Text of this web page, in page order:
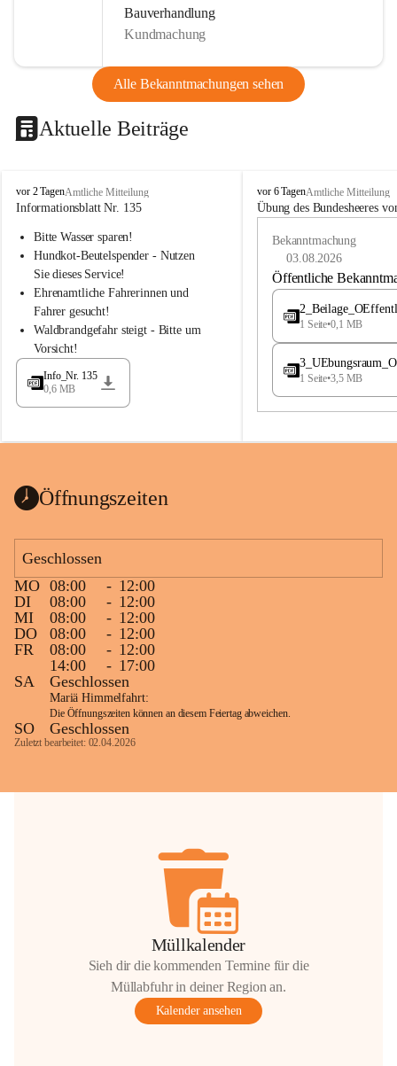
Bauverhandlung
Kundmachung
Alle Bekanntmachungen sehen
Aktuelle Beiträge
B
u
h
a
d
l
a
vor 2 TagenAmtliche Mitteilung
Informationsblatt Nr. 135
Bitte Wasser sparen!
Hundkot-Beutelspender - Nutzen
Sie dieses Service!
Ehrenamtliche Fahrerinnen und
Fahrer gesucht!
Waldbrandgefahr steigt - Bitte um
Vorsicht!
Info_Nr. 135
0,6 MB
B
u
e
a
vor 6 TagenAmtliche Mitteilung
Übung des Bundesheeres
Bekanntmachung
03.08.2026
Öffentliche
1 Seite•0,1 MB
1 Seite•3,5 MB
Öffnungszeiten
Geschlossen
MO 08:00 - 12:00
DI
08:00 - 12:00
MI
08:00 - 12:00
DO
08:00 - 12:00
FR
08:00 - 12:00
14:00
- 17:00
SA
Geschlossen
Mariä Himmelfahrt:
Die Öffnungszeiten können an diesem Feiertag abweichen.
SO Geschlossen
Zuletzt bearbeitet: 02.04.2026
Müllkalender
Sieh dir die kommenden Termine für die
Müllabfuhr in deiner Region an.
Kalender ansehen